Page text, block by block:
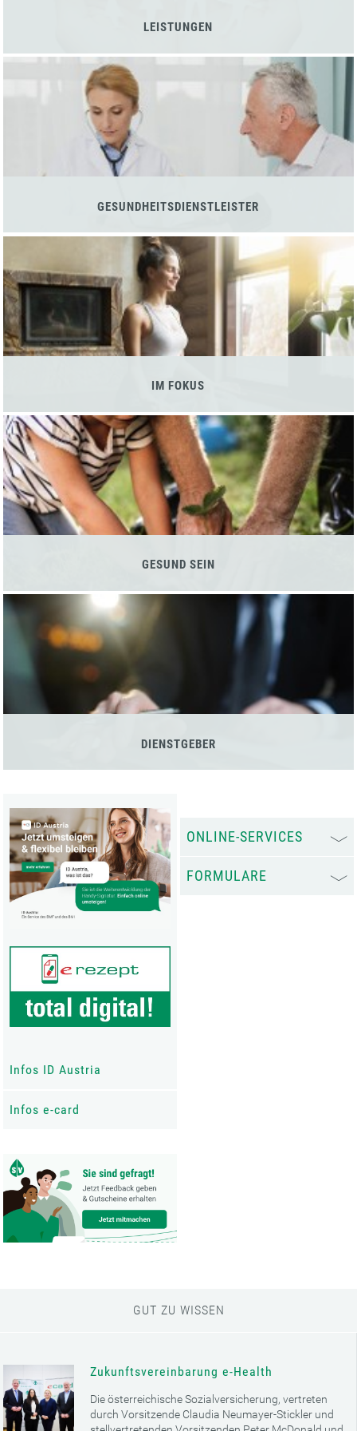
LEISTUNGEN
GESUNDHEITSDIENSTLEISTER
IM FOKUS
GESUND SEIN
DIENSTGEBER
Infos ID Austria
Infos e-card
ONLINE-SERVICES
FORMULARE
GUT ZU WISSEN
Zukunftsvereinbarung e-Health
Die österreichische Sozialversicherung, vertreten
durch Vorsitzende Claudia Neumayer-Stickler und